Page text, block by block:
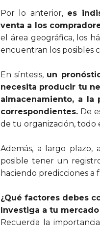
Por lo anterior, es
venta a los
el área geográfica, los
encuentran los posibles
En síntesis, un
necesita producir tu
almacenamiento, a la
correspondientes. De
de tu organización, todo
Además, a largo plazo,
posible tener un
haciendo predicciones a
¿Qué factores debes
Investiga a tu
Recuerda la